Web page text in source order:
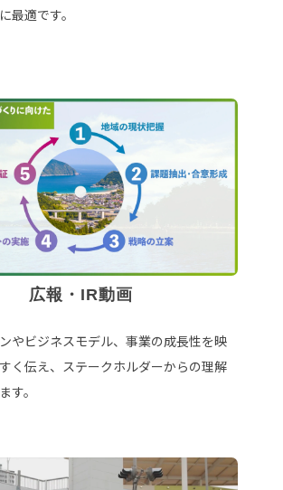
最適です。
広報・IR動画
やビジネスモデル、事業の成長性を映
く伝え、ステークホルダーからの理解
す。